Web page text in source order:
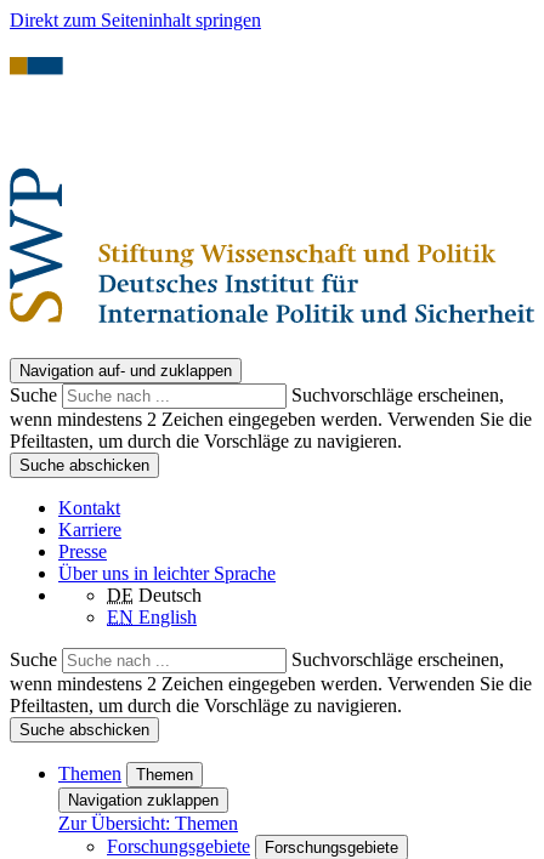
Direkt zum Seiteninhalt springen
Navigation auf- und zuklappen
Suche
Suchvorschläge erscheinen,
wenn mindestens 2 Zeichen eingegeben werden. Verwenden Sie die
Pfeiltasten, um durch die Vorschläge zu navigieren.
Suche abschicken
Kontakt
Karriere
Presse
Über uns in leichter Sprache
DE Deutsch
EN English
Suche
Suchvorschläge erscheinen,
wenn mindestens 2 Zeichen eingegeben werden. Verwenden Sie die
Pfeiltasten, um durch die Vorschläge zu navigieren.
Suche abschicken
Themen
Themen
Navigation zuklappen
Zur Übersicht: Themen
Forschungsgebiete
Forschungsgebiete